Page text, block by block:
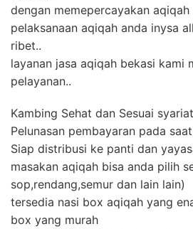
dengan memepercayakan
pelaksanaan aqiqah anda inysa
ribet..
layanan jasa aqiqah bekasi kami
pelayanan..
Kambing Sehat dan Sesuai syariat
Pelunasan pembayaran pada
Siap distribusi ke panti dan
masakan aqiqah bisa anda pilih
sop,rendang,semur dan lain lain)
tersedia nasi box aqiqah yang
box yang murah